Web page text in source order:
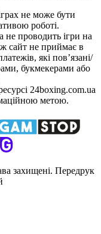
не може бути
роботі.
не проводить ігри на
сайт не приймає в
які пов’язані/
букмекерами або
24boxing.com.ua
метою.
захищенi. Передрук